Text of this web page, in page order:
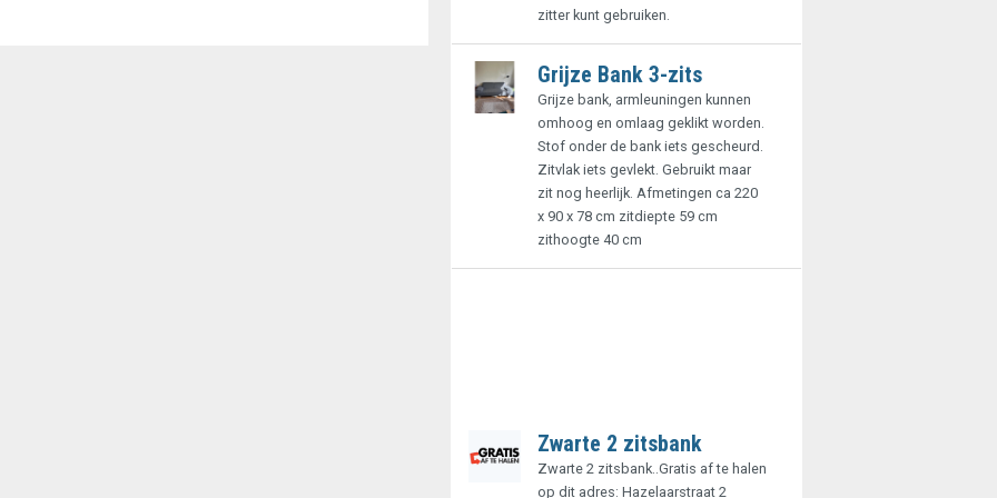
zitter kunt gebruiken.
Grijze Bank 3-zits
Grijze bank, armleuningen kunnen
omhoog en omlaag geklikt worden.
Stof onder de bank iets gescheurd.
Zitvlak iets gevlekt. Gebruikt maar
zit nog heerlijk. Afmetingen ca 220
x 90 x 78 cm zitdiepte 59 cm
zithoogte 40 cm
Zwarte 2 zitsbank
Zwarte 2 zitsbank..Gratis af te halen
op dit adres: Hazelaarstraat 2